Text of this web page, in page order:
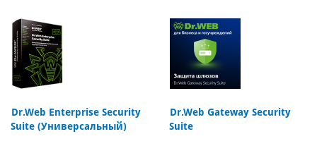
Dr.Web Enterprise Security
Suite (Универсальный)
Dr.Web Gateway Security
Suite